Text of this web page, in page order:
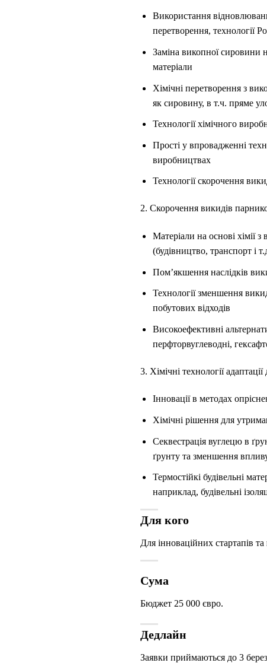
Використання
перетворення, технології
Заміна викопної сировини
матеріали
Хімічні перетворення з
як сировину, в т.ч. пряме
Технології хімічного
Прості у впровадженні
виробництвах
Технології скорочення
2. Скорочення викидів
Матеріали на основі хімії
(будівництво, транспорт і
Пом’якшення наслідків
Технології зменшення
побутових відходів
Високоефективні
перфторвуглеводні,
3. Хімічні технології
Інновації в методах
Хімічні рішення для
Секвестрація вуглецю в
ґрунту та зменшення
Термостійкі будівельні
наприклад, будівельні
Для кого
Для інноваційних стартапів
Сума
Бюджет 25 000 євро.
Дедлайн
Заявки приймаються до 3